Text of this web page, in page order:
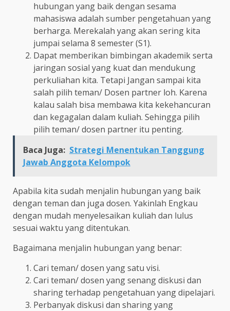
hubungan yang baik dengan sesama
mahasiswa adalah sumber pengetahuan yang
berharga. Merekalah yang akan sering kita
jumpai selama 8 semester (S1).
Dapat memberikan bimbingan akademik serta
jaringan sosial yang kuat dan mendukung
perkuliahan kita. Tetapi Jangan sampai kita
salah pilih teman/ Dosen partner loh. Karena
kalau salah bisa membawa kita kekehancuran
dan kegagalan dalam kuliah. Sehingga pilih
pilih teman/ dosen partner itu penting.
Baca Juga: Strategi Menentukan Tanggung
Jawab Anggota Kelompok
Apabila kita sudah menjalin hubungan yang baik
dengan teman dan juga dosen. Yakinlah Engkau
dengan mudah menyelesaikan kuliah dan lulus
sesuai waktu yang ditentukan.
Bagaimana menjalin hubungan yang benar:
Cari teman/ dosen yang satu visi.
Cari teman/ dosen yang senang diskusi dan
sharing terhadap pengetahuan yang dipelajari.
Perbanyak diskusi dan sharing yang